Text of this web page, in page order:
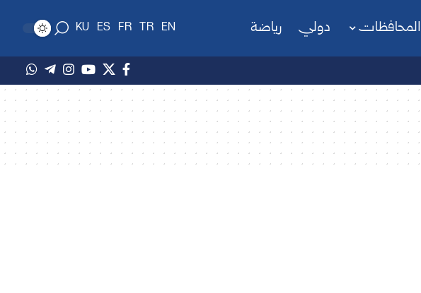
المحافظات دولي رياضة EN
TR
FR
ES
KU